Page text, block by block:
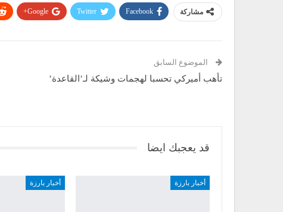
مشاركة Facebook
Twitter
Google+
الموضوع السابق
تأهب أميركي تحسبا لهجمات وشيكة لـ’القاعدة’
قد يعجبك ايضا
أخبار بارزة أخبار بارزة